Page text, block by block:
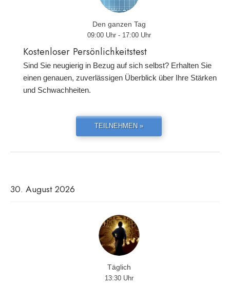
Den ganzen Tag
09:00 Uhr - 17:00 Uhr
Kostenloser Persönlichkeitstest
Sind Sie neugierig in Bezug auf sich selbst? Erhalten Sie
einen genauen, zuverlässigen Überblick über Ihre Stärken
und Schwachheiten.
TEILNEHMEN »
30. August 2026
Täglich
13:30 Uhr